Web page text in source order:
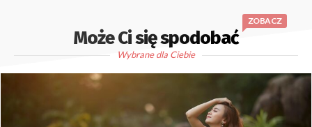
Może Ci się spodobać
ZOBACZ
Wybrane dla Ciebie